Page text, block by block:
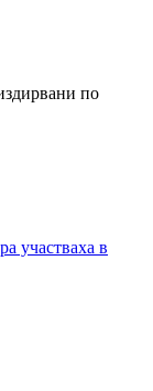
по
участваха в